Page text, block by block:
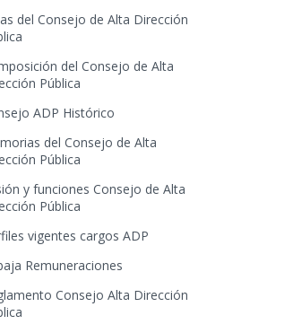
del Consejo de Alta Dirección
del Consejo de Alta
Pública
ADP Histórico
del Consejo de Alta
Pública
y funciones Consejo de Alta
Pública
vigentes cargos ADP
Remuneraciones
Consejo Alta Dirección